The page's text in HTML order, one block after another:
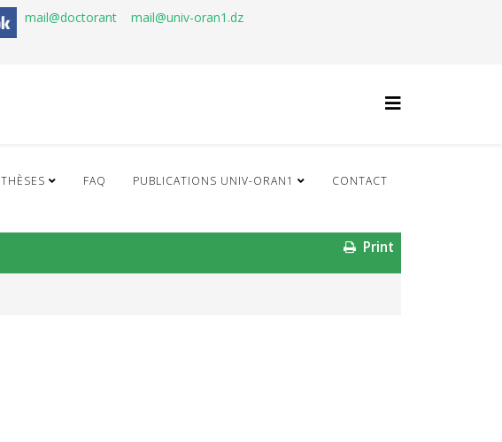
mail@doctorant mail@univ-oran1.dz
THÈSES FAQ PUBLICATIONS UNIV-ORAN1 CONTACT
Print